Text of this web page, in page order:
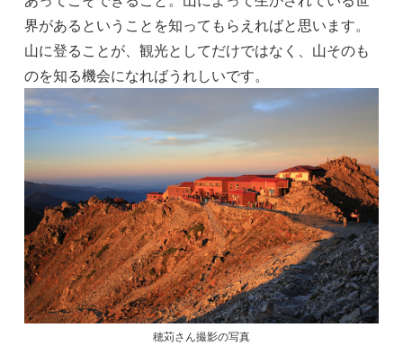
界があるということを知ってもらえればと思います。
山に登ることが、観光としてだけではなく、山そのも
のを知る機会になればうれしいです。
穂苅さん撮影の写真